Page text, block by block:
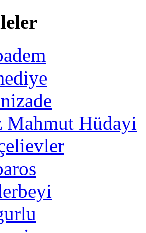
Mahmut Hüdayi